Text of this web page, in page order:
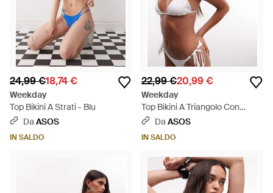
24,99 €18,74 €
Weekday
Top Bikini A Strati - Blu
DaASOS
IN SALDO
22,99 €20,99 €
Weekday
Top Bikini A Triangolo Con
Dettaglio - Marrone
DaASOS
IN SALDO